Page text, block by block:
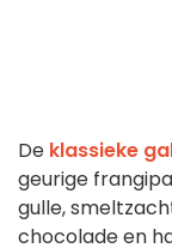
De klassieke
geurige
gulle,
chocolade en